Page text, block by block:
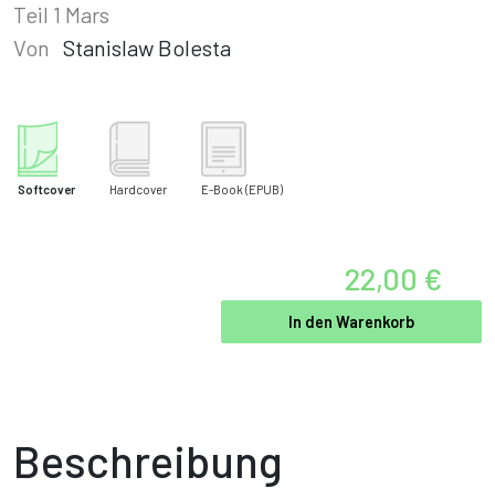
Teil 1 Mars
Von Stanislaw Bolesta
Softcover Hardcover E-Book (EPUB)
22,00 €
In den Warenkorb
Beschreibung